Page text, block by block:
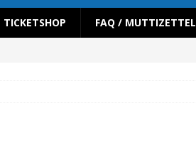
TICKETSHOP FAQ / MUTTIZETTEL